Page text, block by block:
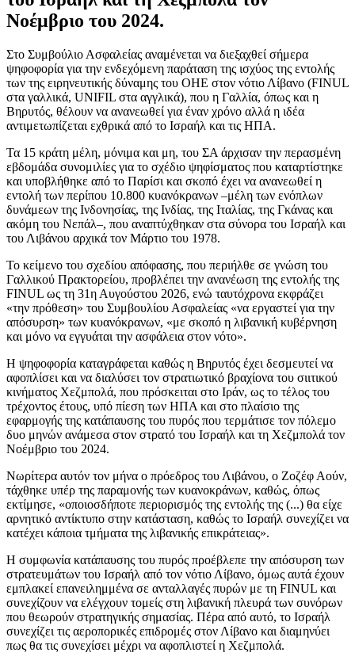
Νοέμβριο του 2024.
Στο Συμβούλιο Ασφαλείας αναμένεται να διεξαχθεί σήμερα
ψηφοφορία για την ενδεχόμενη παράταση της ισχύος της εντολής
των της ειρηνευτικής δύναμης του ΟΗΕ στον νότιο Λίβανο (FINUL
στα γαλλικά, UNIFIL στα αγγλικά), που η Γαλλία, όπως και η
Βηρυτός, θέλουν να ανανεωθεί για έναν χρόνο αλλά η ιδέα
αντιμετωπίζεται εχθρικά από το Ισραήλ και τις ΗΠΑ.
Τα 15 κράτη μέλη, μόνιμα και μη, του ΣΑ άρχισαν την περασμένη
εβδομάδα συνομιλίες για το σχέδιο ψηφίσματος που καταρτίστηκε
και υποβλήθηκε από το Παρίσι και σκοπό έχει να ανανεωθεί η
εντολή των περίπου 10.800 κυανόκρανων –μέλη των ενόπλων
δυνάμεων της Ινδονησίας, της Ινδίας, της Ιταλίας, της Γκάνας και
ακόμη του Νεπάλ–, που αναπτύχθηκαν στα σύνορα του Ισραήλ και
του Λιβάνου αρχικά τον Μάρτιο του 1978.
Το κείμενο του σχεδίου απόφασης, που περιήλθε σε γνώση του
Γαλλικού Πρακτορείου, προβλέπει την ανανέωση της εντολής της
FINUL ως τη 31η Αυγούστου 2026, ενώ ταυτόχρονα εκφράζει
«την πρόθεση» του Συμβουλίου Ασφαλείας «να εργαστεί για την
απόσυρση» των κυανόκρανων, «με σκοπό η λιβανική κυβέρνηση
και μόνο να εγγυάται την ασφάλεια στον νότο».
Η ψηφοφορία καταγράφεται καθώς η Βηρυτός έχει δεσμευτεί να
αφοπλίσει και να διαλύσει τον στρατιωτικό βραχίονα του σιιτικού
κινήματος Χεζμπολά, που πρόσκειται στο Ιράν, ως το τέλος του
τρέχοντος έτους, υπό πίεση των ΗΠΑ και στο πλαίσιο της
εφαρμογής της κατάπαυσης του πυρός που τερμάτισε τον πόλεμο
δυο μηνών ανάμεσα στον στρατό του Ισραήλ και τη Χεζμπολά τον
Νοέμβριο του 2024.
Νωρίτερα αυτόν τον μήνα ο πρόεδρος του Λιβάνου, ο Ζοζέφ Αούν,
τάχθηκε υπέρ της παραμονής των κυανοκράνων, καθώς, όπως
εκτίμησε, «οποιοσδήποτε περιορισμός της εντολής της (...) θα είχε
αρνητικό αντίκτυπο στην κατάσταση, καθώς το Ισραήλ συνεχίζει να
κατέχει κάποια τμήματα της λιβανικής επικράτειας».
Η συμφωνία κατάπαυσης του πυρός προέβλεπε την απόσυρση των
στρατευμάτων του Ισραήλ από τον νότιο Λίβανο, όμως αυτά έχουν
εμπλακεί επανειλημμένα σε ανταλλαγές πυρών με τη FINUL και
συνεχίζουν να ελέγχουν τομείς στη λιβανική πλευρά των συνόρων
που θεωρούν στρατηγικής σημασίας. Πέρα από αυτό, το Ισραήλ
συνεχίζει τις αεροπορικές επιδρομές στον Λίβανο και διαμηνύει
πως θα τις συνεχίσει μέχρι να αφοπλιστεί η Χεζμπολά.